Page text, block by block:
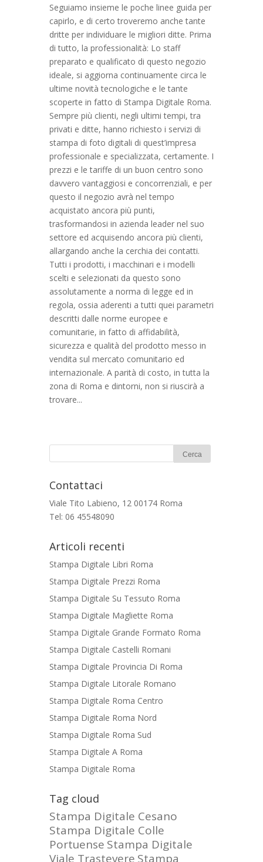
Seguiamo insieme le poche linee guida per
capirlo, e di certo troveremo anche tante
dritte per individuare le migliori ditte. Prima
di tutto, la professionalità: Lo staff
preparato e qualificato di questo negozio
ideale, si aggiorna continuamente circa le
ultime novità tecnologiche e le tante
scoperte in fatto di Stampa Digitale Roma.
Sempre più clienti, negli ultimi tempi, tra
privati e ditte, hanno richiesto i servizi di
stampa di foto digitali di quest’impresa
professionale e specializzata, certamente. I
prezzi e le tariffe di un buon centro sono
davvero vantaggiosi e concorrenziali, e per
questo il negozio avrà nel tempo
acquistato ancora più punti,
trasformandosi in azienda leader nel suo
settore ed acquisendo ancora più clienti,
allargando anche la cerchia dei contatti.
Tutti i prodotti, i macchinari e i modelli
scelti e selezionati da questo sono
assolutamente a norma di legge ed in
regola, ossia aderenti a tutti quei parametri
descritti dalle norme europee e
comunitarie, in fatto di affidabilità,
sicurezza e qualità del prodotto messo in
vendita sul mercato comunitario ed
internazionale. A parità di costo, in tutta la
zona di Roma e dintorni, non si riuscirà a
trovare...
Contattaci
Viale Tito Labieno, 12 00174 Roma
Tel: 06 45548090
Articoli recenti
Stampa Digitale Libri Roma
Stampa Digitale Prezzi Roma
Stampa Digitale Su Tessuto Roma
Stampa Digitale Magliette Roma
Stampa Digitale Grande Formato Roma
Stampa Digitale Castelli Romani
Stampa Digitale Provincia Di Roma
Stampa Digitale Litorale Romano
Stampa Digitale Roma Centro
Stampa Digitale Roma Nord
Stampa Digitale Roma Sud
Stampa Digitale A Roma
Stampa Digitale Roma
Tag cloud
Stampa Digitale Cesano
Stampa Digitale Colle
Portuense Stampa Digitale
Viale Trastevere Stampa